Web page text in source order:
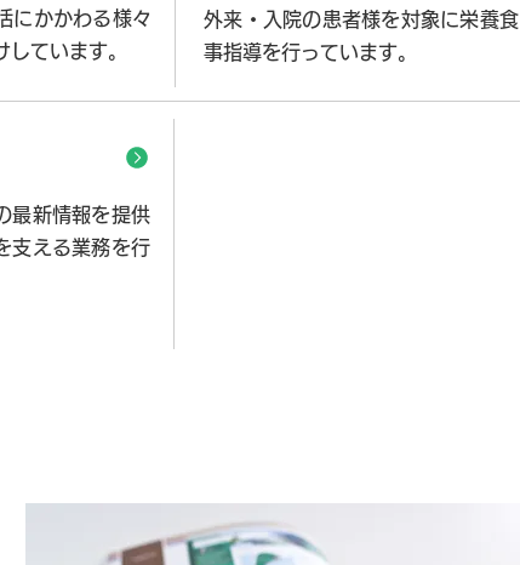
にかかわる様々
しています。
外来・入院の患者様を対象に栄養食
事指導を行っています。
最新情報を提供
支える業務を行